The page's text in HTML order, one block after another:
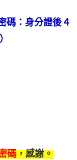
碼：身分證後４
）
碼 ，感謝。